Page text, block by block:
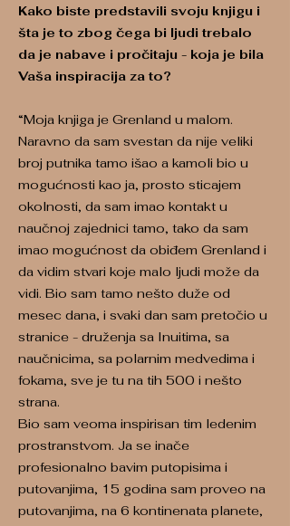
Kako biste predstavili svoju knjigu i
šta je to zbog čega bi ljudi trebalo
da je nabave i pročitaju - koja je bila
Vaša inspiracija za to?
“Moja knjiga je Grenland u malom.
Naravno da sam svestan da nije veliki
broj putnika tamo išao a kamoli bio u
mogućnosti kao ja, prosto sticajem
okolnosti, da sam imao kontakt u
naučnoj zajednici tamo, tako da sam
imao mogućnost da obiđem Grenland i
da vidim stvari koje malo ljudi može da
vidi. Bio sam tamo nešto duže od
mesec dana, i svaki dan sam pretočio u
stranice - druženja sa Inuitima, sa
naučnicima, sa polarnim medvedima i
fokama, sve je tu na tih 500 i nešto
strana.
Bio sam veoma inspirisan tim ledenim
prostranstvom. Ja se inače
profesionalno bavim putopisima i
putovanjima, 15 godina sam proveo na
putovanjima, na 6 kontinenata planete,